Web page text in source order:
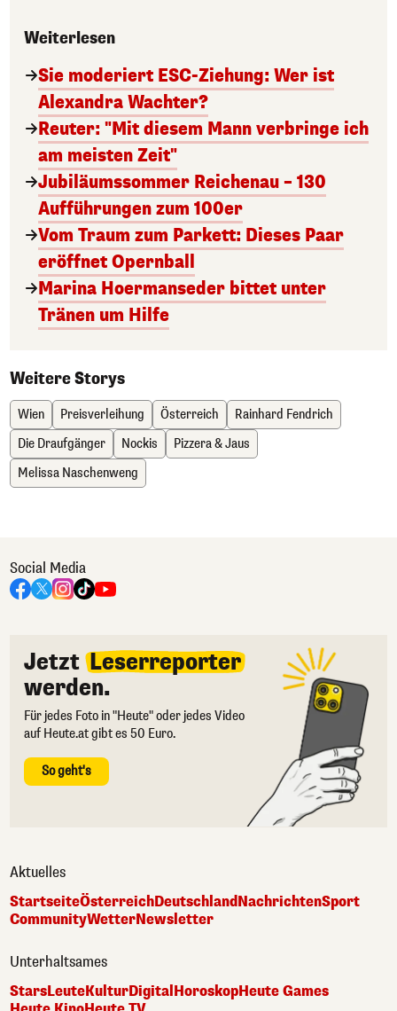
Weiterlesen
Sie moderiert ESC-Ziehung: Wer ist
Alexandra Wachter?
Reuter: "Mit diesem Mann verbringe ich
am meisten Zeit"
Jubiläumssommer Reichenau – 130
Aufführungen zum 100er
Vom Traum zum Parkett: Dieses Paar
eröffnet Opernball
Marina Hoermanseder bittet unter
Tränen um Hilfe
Weitere Storys
Wien Preisverleihung Österreich
Rainhard Fendrich
Die Draufgänger
Nockis
Pizzera & Jaus
Melissa Naschenweng
Social Media
Jetzt Leserreporter
werden.
Für jedes Foto in "Heute" oder jedes Video
auf Heute.at gibt es 50 Euro.
So geht's
Aktuelles
StartseiteÖsterreichDeutschlandNachrichtenSport
CommunityWetterNewsletter
Unterhaltsames
StarsLeuteKulturDigitalHoroskopHeute Games